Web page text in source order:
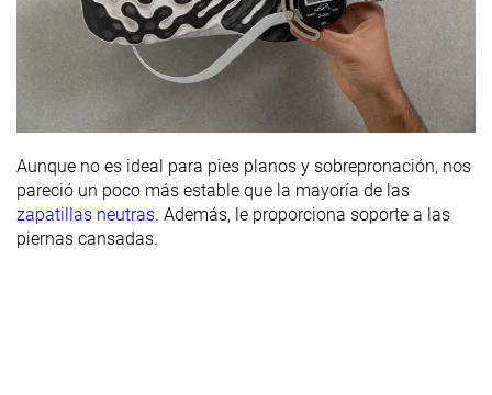
Aunque no es ideal para pies planos y sobrepronación, nos
pareció un poco más estable que la mayoría de las
zapatillas neutras. Además, le proporciona soporte a las
piernas cansadas.